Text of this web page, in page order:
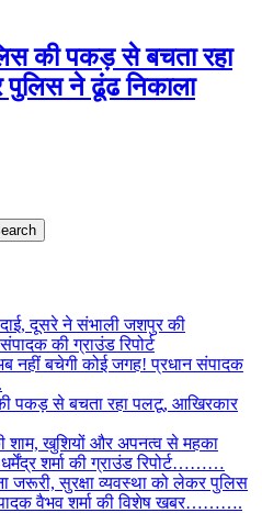
की पकड़ से बचता रहा
ने ढूंढ निकाला
दूसरे ने संभाली जशपुर की
की ग्राउंड रिपोर्ट
नहीं बचेगी कोई जगह! प्रधान संपादक
से बचता रहा पलटू, आखिरकार
शाम, खुशियों और अपनत्व से महका
शर्मा की ग्राउंड रिपोर्ट………
जरूरी, सुरक्षा व्यवस्था को लेकर पुलिस
वैभव शर्मा की विशेष खबर……….